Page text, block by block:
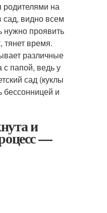
родителями на
сад, видно всем
нужно проявить
время.
различные
с папой, ведь у
сад (куклы
бессонницей и
и
—